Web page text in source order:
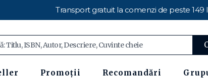
Transport gratuit la comenzi de peste 149
Promoții Recomandări